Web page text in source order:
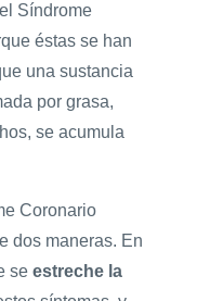
Síndrome
éstas se han
una sustancia
por grasa,
se acumula
Coronario
dos maneras. En
se estreche la